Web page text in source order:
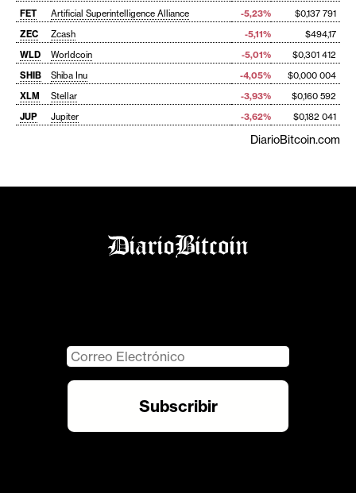
FET
Artificial Superintelligence Alliance -5,23%
$0,137 791
ZEC
Zcash -5,11%
$494,17
WLD
Worldcoin -5,01%
$0,301 412
SHIB
Shiba Inu -4,05%
$0,000 004
XLM
Stellar -3,93%
$0,160 592
JUP
Jupiter -3,62% $0,182 041
DiarioBitcoin.com